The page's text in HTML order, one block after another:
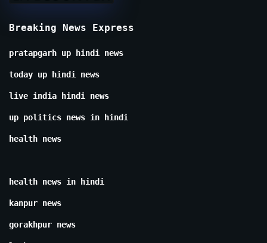
Breaking News Express
pratapgarh up hindi news
today up hindi news
live india hindi news
up politics news in hindi
health news
health news in hindi
kanpur news
gorakhpur news